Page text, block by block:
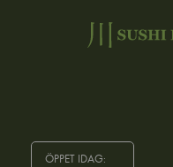
ÖPPET IDAG: